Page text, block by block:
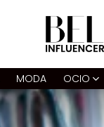
MODA OCIO